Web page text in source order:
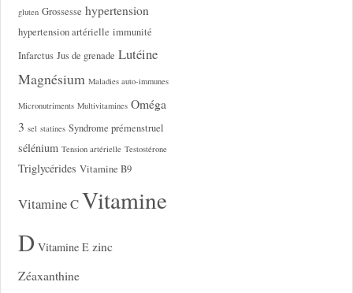
gluten Grossesse hypertension
hypertension artérielle immunité
Infarctus Jus de grenade Lutéine
Magnésium Maladies auto-immunes
Micronutriments Multivitamines Oméga
3 sel statines Syndrome prémenstruel
sélénium Tension artérielle Testostérone
Triglycérides Vitamine B9
Vitamine CVitamine
D Vitamine E zinc
Zéaxanthine